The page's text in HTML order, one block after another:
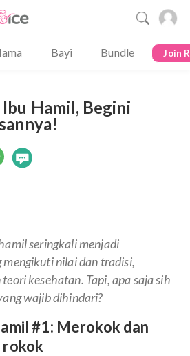
Bayi Bundle Join
Hamil, Begini
seringkali menjadi
mengikuti nilai dan tradisi,
kesehatan. Tapi, apa saja sih
wajib dihindari?
#1: Merokok dan
rokok